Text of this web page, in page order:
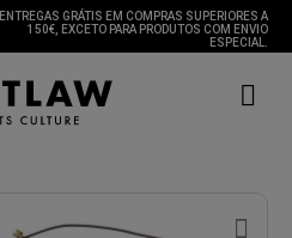
ENTREGAS GRÁTIS EM COMPRAS SUPERIORES A
150€, EXCETO PARA PRODUTOS COM ENVIO
ESPECIAL.